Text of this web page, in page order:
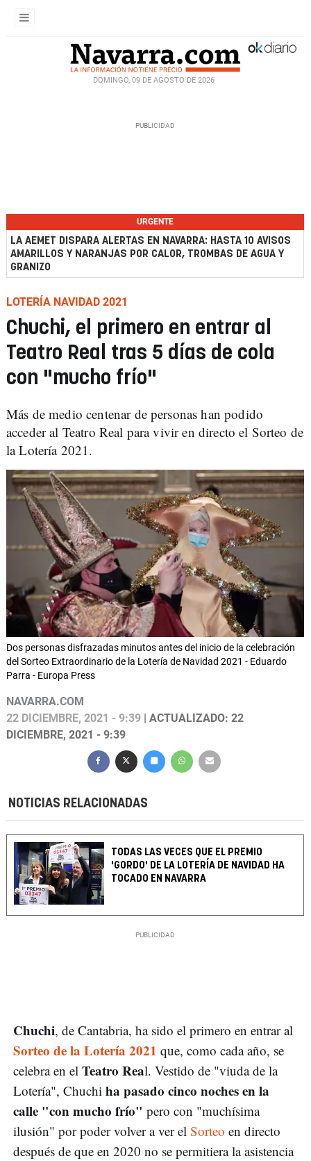
DOMINGO, 09 DE AGOSTO DE 2026
URGENTE
LA AEMET DISPARA ALERTAS EN NAVARRA: HASTA 10 AVISOS
AMARILLOS Y NARANJAS POR CALOR, TROMBAS DE AGUA Y
GRANIZO
LOTERÍA NAVIDAD 2021
Chuchi, el primero en entrar al
Teatro Real tras 5 días de cola
con "mucho frío"
Más de medio centenar de personas han podido
acceder al Teatro Real para vivir en directo el Sorteo de
la Lotería 2021.
Dos personas disfrazadas minutos antes del inicio de la celebración
del Sorteo Extraordinario de la Lotería de Navidad 2021 - Eduardo
Parra - Europa Press
NAVARRA.COM
22 DICIEMBRE, 2021 - 9:39 | ACTUALIZADO: 22
DICIEMBRE, 2021 - 9:39
NOTICIAS RELACIONADAS
TODAS LAS VECES QUE EL PREMIO
'GORDO' DE LA LOTERÍA DE NAVIDAD HA
TOCADO EN NAVARRA
Chuchi, de Cantabria, ha sido el primero en entrar al
Sorteo de la Lotería 2021 que, como cada año, se
celebra en el Teatro Real. Vestido de "viuda de la
Lotería", Chuchi ha pasado cinco noches en la
calle "con mucho frío" pero con "muchísima
ilusión" por poder volver a ver el Sorteo en directo
después de que en 2020 no se permitiera la asistencia